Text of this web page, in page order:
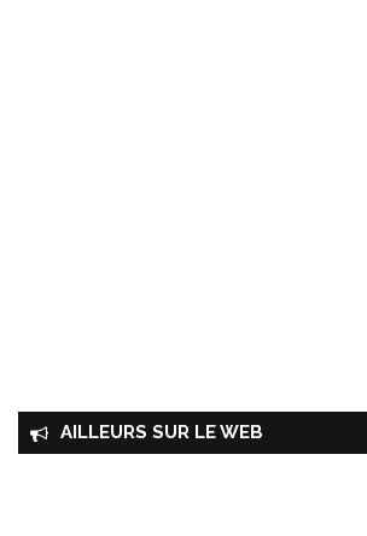
AILLEURS SUR LE WEB